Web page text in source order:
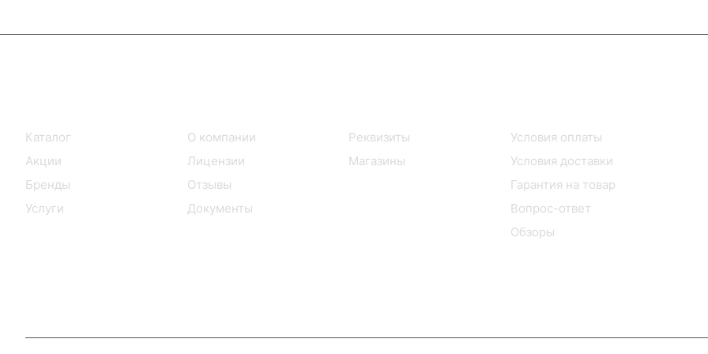
Каталог
Акции
Бренды
Услуги
О компании
Лицензии
Отзывы
Документы
Реквизиты
Магазины
Условия оплаты
Условия доставки
Гарантия на товар
Вопрос-ответ
Обзоры